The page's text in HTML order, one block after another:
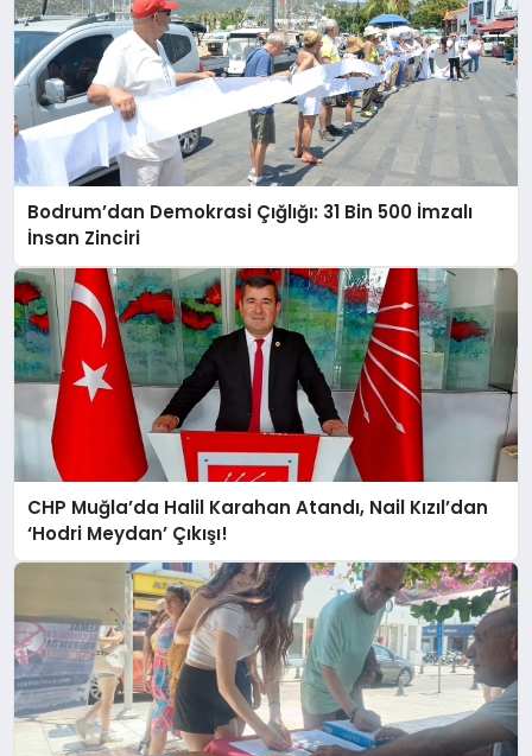
Bodrum’dan Demokrasi Çığlığı: 31 Bin 500 İmzalı
İnsan Zinciri
CHP Muğla’da Halil Karahan Atandı, Nail Kızıl’dan
‘Hodri Meydan’ Çıkışı!